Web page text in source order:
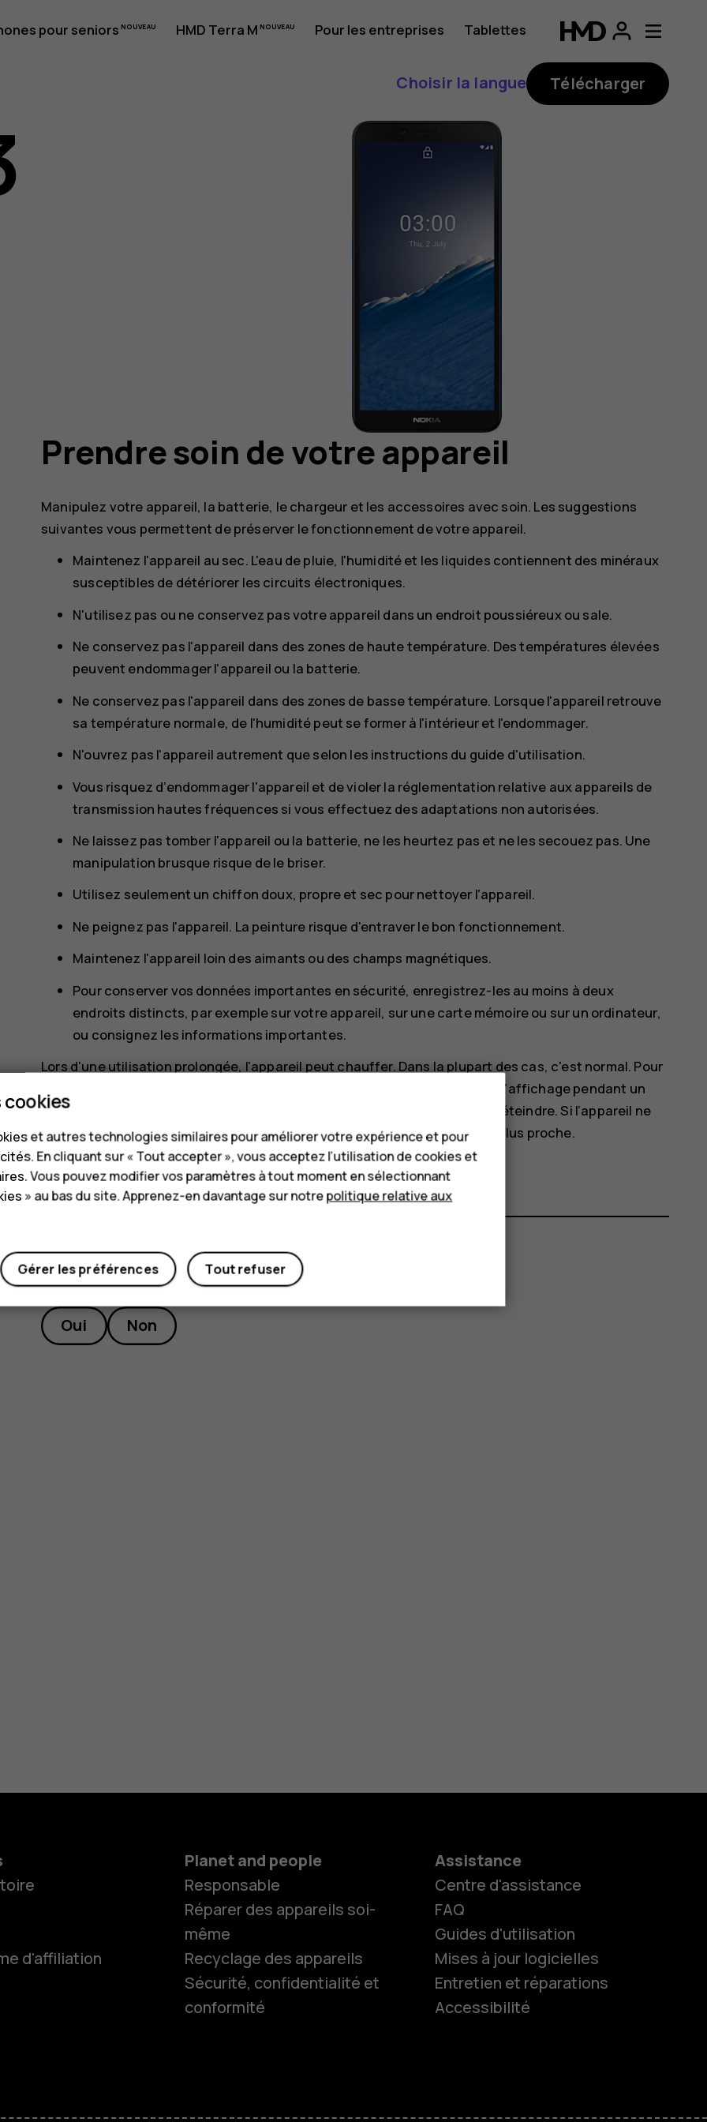
pour seniors HMD Terra M Pour les entreprises
Tablettes
Smartphones
Téléphones classiques
Téléphones pour
Choisir la langue Télécharger
Prendre soin de votre appareil
Manipulez votre appareil, la batterie, le chargeur et les accessoires avec soin. Les suggestions
suivantes vous permettent de préserver le fonctionnement de votre appareil.
Maintenez l'appareil au sec. L'eau de pluie, l'humidité et les liquides contiennent des minéraux
susceptibles de détériorer les circuits électroniques.
N'utilisez pas ou ne conservez pas votre appareil dans un endroit poussiéreux ou sale.
Ne conservez pas l'appareil dans des zones de haute température. Des températures élevées
peuvent endommager l'appareil ou la batterie.
Ne conservez pas l'appareil dans des zones de basse température. Lorsque l'appareil retrouve
sa température normale, de l'humidité peut se former à l'intérieur et l'endommager.
N'ouvrez pas l'appareil autrement que selon les instructions du guide d'utilisation.
Vous risquez d’endommager l'appareil et de violer la réglementation relative aux appareils de
transmission hautes fréquences si vous effectuez des adaptations non autorisées.
Ne laissez pas tomber l'appareil ou la batterie, ne les heurtez pas et ne les secouez pas. Une
manipulation brusque risque de le briser.
Utilisez seulement un chiffon doux, propre et sec pour nettoyer l'appareil.
Ne peignez pas l'appareil. La peinture risque d'entraver le bon fonctionnement.
Maintenez l'appareil loin des aimants ou des champs magnétiques.
Pour conserver vos données importantes en sécurité, enregistrez-les au moins à deux
endroits distincts, par exemple sur votre appareil, sur une carte mémoire ou sur un ordinateur,
ou consignez les informations importantes.
Lors d'une utilisation prolongée, l'appareil peut chauffer. Dans la plupart des cas, c'est normal. Pour
éviter de surchauffer, l'appareil peut ralentir automatiquement, atténuer l'affichage pendant un
appel vidéo, fermer les applications, arrêter la charge et, si nécessaire, s'éteindre. Si l’appareil ne
fonctionne pas correctement, apportez-le au centre de service agréé le plus proche.
Avez-vous trouvé cela utile?
Oui Non
d'affiliation
Planet and people
Responsable
Réparer des appareils soi-
même
Recyclage des appareils
Sécurité, confidentialité et
conformité
Assistance
Centre d'assistance
FAQ
Guides d'utilisation
Mises à jour logicielles
Entretien et réparations
Accessibilité
cookies
et autres technologies similaires pour améliorer votre expérience et pour
En cliquant sur « Tout accepter », vous acceptez l’utilisation de cookies et
Vous pouvez modifier vos paramètres à tout moment en sélectionnant
» au bas du site. Apprenez-en davantage sur notrepolitique relative aux
Tout refuser
Gérer les préférences